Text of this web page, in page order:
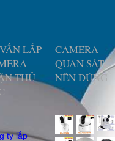
LẮP
THỦ
ty lắp
CAMERA
QUAN SÁT
NÊN DÙNG